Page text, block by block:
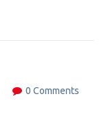
0 Comments